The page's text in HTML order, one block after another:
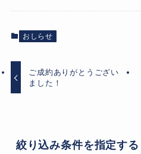
おしらせ
ご成約ありがとうござい
ました！
絞り込み条件を指定する